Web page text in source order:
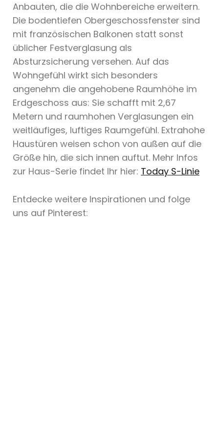
Anbauten, die die Wohnbereiche erweitern.
Die bodentiefen Obergeschossfenster sind
mit französischen Balkonen statt sonst
üblicher Festverglasung als
Absturzsicherung versehen. Auf das
Wohngefühl wirkt sich besonders
angenehm die angehobene Raumhöhe im
Erdgeschoss aus: Sie schafft mit 2,67
Metern und raumhohen Verglasungen ein
weitläufiges, luftiges Raumgefühl. Extrahohe
Haustüren weisen schon von außen auf die
Größe hin, die sich innen auftut. Mehr Infos
zur Haus-Serie findet Ihr hier: Today S-Linie
Entdecke weitere Inspirationen und folge
uns auf Pinterest: